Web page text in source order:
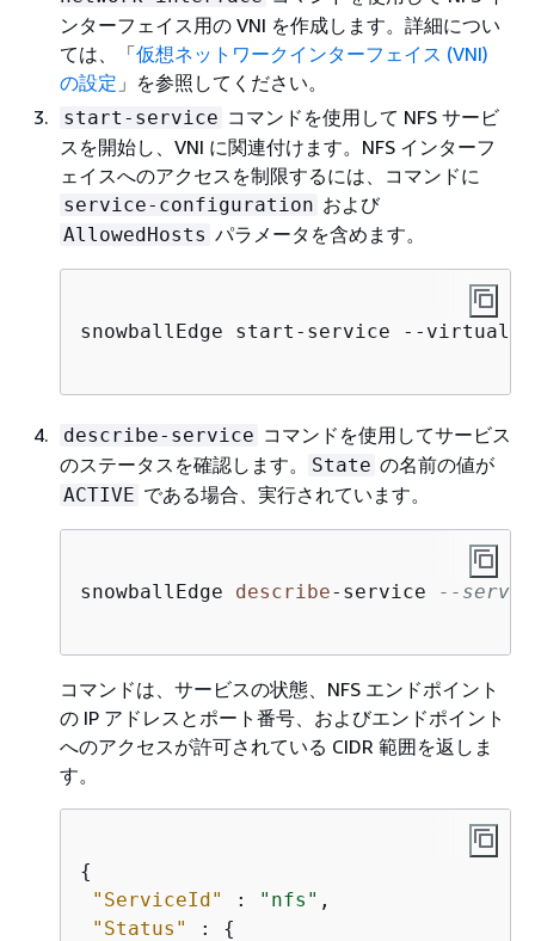
ンターフェイス用の VNI を作成します。詳細につい
ては、「仮想ネットワークインターフェイス (VNI)
の設定 」を参照してください。
start-service コマンドを使用して NFS サービ
スを開始し、VNI に関連付けます。NFS インターフ
ェイスへのアクセスを制限するには、コマンドに
service-configuration および
AllowedHosts パラメータを含めます。
snowballEdge start-service --virtual-
describe-service コマンドを使用してサービス
のステータスを確認します。
State の名前の値が
ACTIVE である場合、実行されています。
snowballEdge describe- service --
コマンドは、サービスの状態、NFS エンドポイント
の IP アドレスとポート番号、およびエンドポイント
へのアクセスが許可されている CIDR 範囲を返しま
す。
{
"ServiceId"
: "nfs" ,
"Status"
: {